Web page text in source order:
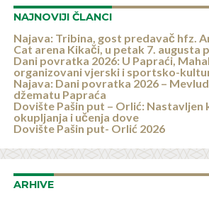
NAJNOVIJI ČLANCI
Najava: Tribina, gost predavač hfz.
Cat arena Kikači, u petak 7. augusta
Dani povratka 2026: U Papraći,
organizovani vjerski i sportsko-
Najava: Dani povratka 2026 –
džematu Papraća
Dovište Pašin put – Orlić:
okupljanja i učenja dove
Dovište Pašin put- Orlić 2026
ARHIVE